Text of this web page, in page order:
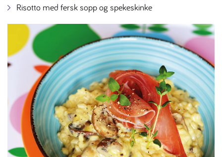
Risotto med fersk sopp og spekeskinke